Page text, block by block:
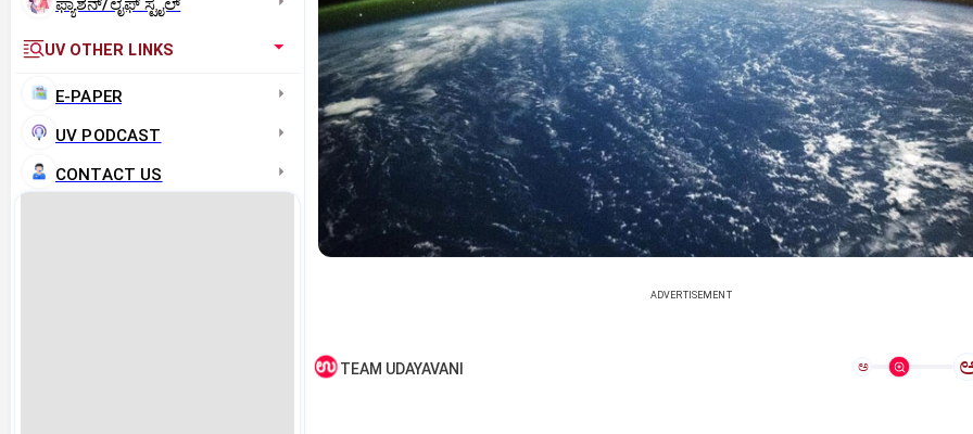
UV OTHER LINKS
E-PAPER
UV PODCAST
CONTACT US
ADVERTISEMENT
TEAM UDAYAVANI ಅ